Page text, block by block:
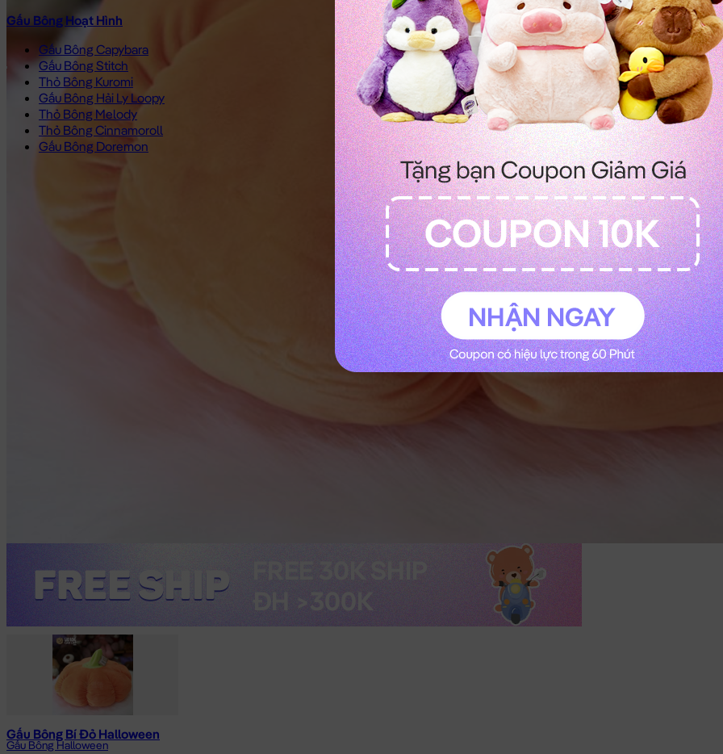
Gấu Bông Hoạt Hình
Gấu Bông Capybara
Gấu Bông Stitch
Thỏ Bông Kuromi
Gấu Bông Hải Ly Loopy
Thỏ Bông Melody
Thỏ Bông Cinnamoroll
Gấu Bông Doremon
Gấu Bông Bí Đỏ Halloween
Gấu Bông Halloween